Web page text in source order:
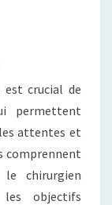
crucial de
permettent
attentes et
comprennent
le chirurgien
objectifs